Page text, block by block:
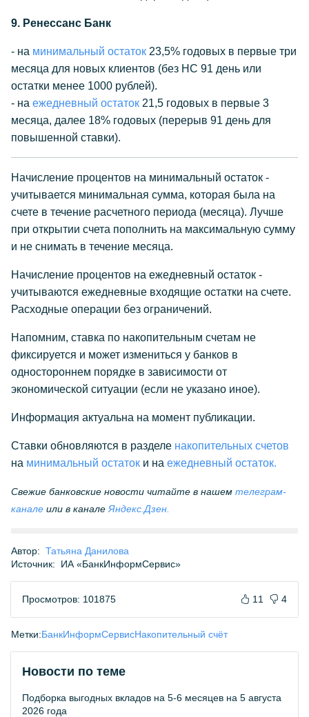
9. Ренессанс Банк
- на минимальный остаток 23,5% годовых в первые три
месяца для новых клиентов (без НС 91 день или
остатки менее 1000 рублей).
- на ежедневный остаток 21,5 годовых в первые 3
месяца, далее 18% годовых (перерыв 91 день для
повышенной ставки).
Начисление процентов на минимальный остаток -
учитывается минимальная сумма, которая была на
счете в течение расчетного периода (месяца). Лучше
при открытии счета пополнить на максимальную сумму
и не снимать в течение месяца.
Начисление процентов на ежедневный остаток -
учитываются ежедневные входящие остатки на счете.
Расходные операции без ограничений.
Напомним, ставка по накопительным счетам не
фиксируется и может измениться у банков в
одностороннем порядке в зависимости от
экономической ситуации (если не указано иное).
Информация актуальна на момент публикации.
Ставки обновляются в разделе накопительных счетов
на минимальный остаток и на ежедневный остаток.
Свежие банковские новости читайте в нашем телеграм-
канале или в канале Яндекс.Дзен.
Автор: Татьяна Данилова
Источник:
ИА «БанкИнформСервис»
Просмотров: 101875 11 4
Метки:БанкИнформСервисНакопительный счёт
Новости по теме
Подборка выгодных вкладов на 5-6 месяцев на 5 августа
2026 года